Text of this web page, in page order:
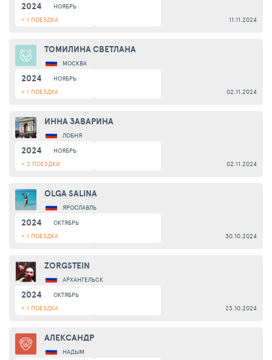
2024
НОЯБРЬ
+ 1 ПОЕЗДКА
11.11.2024
ТОМИЛИНА СВЕТЛАНА
МОСКВА
2024
НОЯБРЬ
+ 1 ПОЕЗДКА
02.11.2024
ИННА ЗАВАРИНА
ЛОБНЯ
2024
НОЯБРЬ
+ 2 ПОЕЗДКИ
02.11.2024
OLGA SALINA
ЯРОСЛАВЛЬ
2024
ОКТЯБРЬ
+ 1 ПОЕЗДКА
30.10.2024
ZORGSTEIN
АРХАНГЕЛЬСК
2024
ОКТЯБРЬ
+ 1 ПОЕЗДКА
23.10.2024
АЛЕКСАНДР
НАДЫМ